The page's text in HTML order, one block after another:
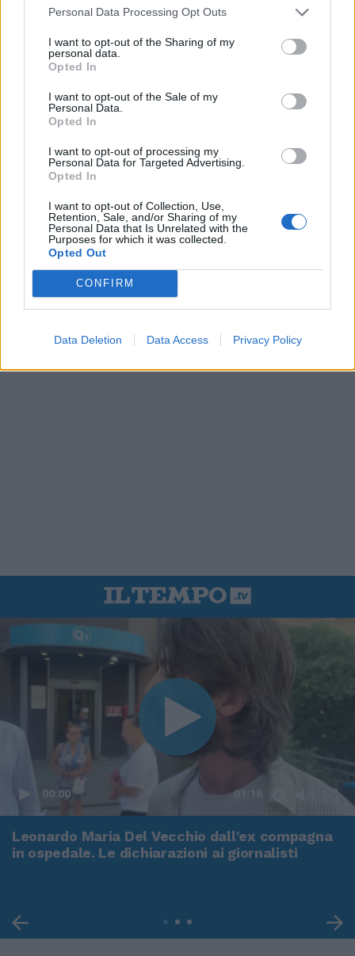
Personal Data Processing Opt Outs
I want to opt-out of the Sharing of my
personal data.
Opted In
I want to opt-out of the Sale of my
Personal Data.
Opted In
I want to opt-out of processing my
Personal Data for Targeted Advertising.
Opted In
I want to opt-out of Collection, Use,
Retention, Sale, and/or Sharing of my
Personal Data that Is Unrelated with the
Purposes for which it was collected.
Opted Out
CONFIRM
Data Deletion Data Access Privacy Policy
00:00 01:16
Leonardo Maria Del Vecchio dall'ex compagna
in ospedale. Le dichiarazioni ai giornalisti